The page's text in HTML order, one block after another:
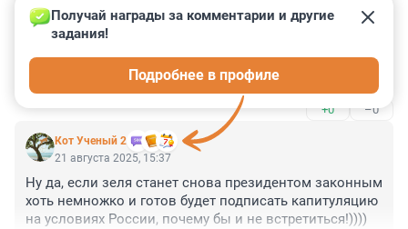
–0
Гость
и-го-го моя лошадка
+0 –0
Кот Ученый 2
Получай награды за комментарии и другие
задания!
Подробнее в профиле
21 августа 2025, 15:37
Ну да, если зеля станет снова президентом законным
хоть немножко и готов будет подписать капитуляцию
на условиях России, почему бы и не встретиться!))))